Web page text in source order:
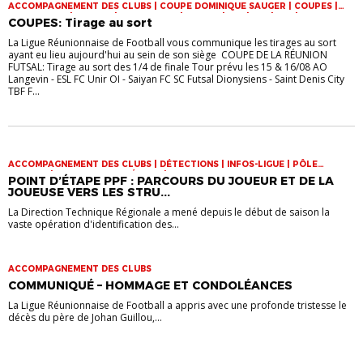
ACCOMPAGNEMENT DES CLUBS | COUPE DOMINIQUE SAUGER | COUPES |
FOOT LOISIR | FUTSAL | INFOS-LIGUE | JEUNES | U14 | U15 | U17 | VIE DES
CLUBS
COUPES: Tirage au sort
La Ligue Réunionnaise de Football vous communique les tirages au sort
ayant eu lieu aujourd'hui au sein de son siège COUPE DE LA RÉUNION
FUTSAL: Tirage au sort des 1/4 de finale Tour prévu les 15 & 16/08 AO
Langevin - ESL FC Unir OI - Saiyan FC SC Futsal Dionysiens - Saint Denis City
TBF F...
ACCOMPAGNEMENT DES CLUBS | DÉTECTIONS | INFOS-LIGUE | PÔLE
ESPOIRS | SPORT-ETUDE FÉMININ | VIE DES CLUBS
POINT D’ÉTAPE PPF : PARCOURS DU JOUEUR ET DE LA
JOUEUSE VERS LES STRU...
La Direction Technique Régionale a mené depuis le début de saison la
vaste opération d'identification des...
ACCOMPAGNEMENT DES CLUBS
COMMUNIQUÉ – HOMMAGE ET CONDOLÉANCES
La Ligue Réunionnaise de Football a appris avec une profonde tristesse le
décès du père de Johan Guillou,...